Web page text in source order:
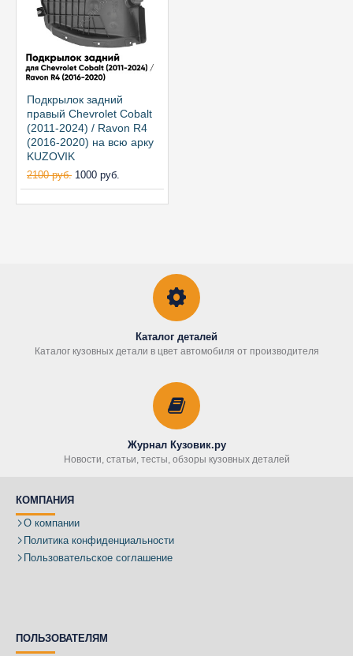
Подкрылок задний
правый Chevrolet Cobalt
(2011-2024) / Ravon R4
(2016-2020) на всю арку
KUZOVIK
2100 руб. 1000 руб.
Каталог деталей
Каталог кузовных детали в цвет автомобиля от производителя
Журнал Кузовик.ру
Новости, статьи, тесты, обзоры кузовных деталей
КОМПАНИЯ
О компании
Политика конфиденциальности
Пользовательское соглашение
ПОЛЬЗОВАТЕЛЯМ